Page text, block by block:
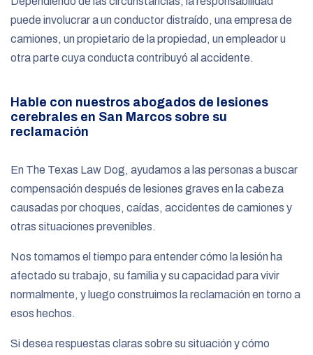
puede involucrar a un conductor distraído, una empresa de
camiones, un propietario de la propiedad, un empleador u
otra parte cuya conducta contribuyó al accidente.
Hable con nuestros abogados de lesiones
cerebrales en San Marcos sobre su
reclamación
En The Texas Law Dog, ayudamos a las personas a buscar
compensación después de lesiones graves en la cabeza
causadas por choques, caídas, accidentes de camiones y
otras situaciones prevenibles.
Nos tomamos el tiempo para entender cómo la lesión ha
afectado su trabajo, su familia y su capacidad para vivir
normalmente, y luego construimos la reclamación en torno a
esos hechos.
Si desea respuestas claras sobre su situación y cómo